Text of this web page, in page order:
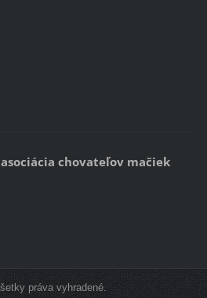
asociácia chovateľov mačiek
práva vyhradené.